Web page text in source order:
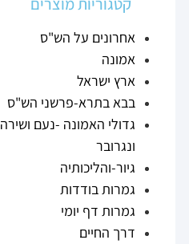
אחרונים על הש"ס
אמונה
ארץ ישראל
בבא בתרא-פרשני הש"ס
גדולי האמונה -נעם ושירה
ונגרובר
גיור-והליכותיה
גמרות בודדות
גמרות דף יומי
דרך החיים